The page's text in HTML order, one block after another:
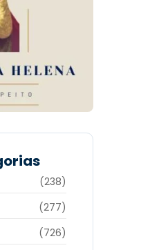
(238)
(277)
(726)